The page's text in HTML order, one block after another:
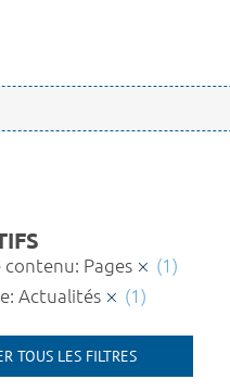
contenu: Pages
(1)
Actualités
(1)
TOUS LES FILTRES